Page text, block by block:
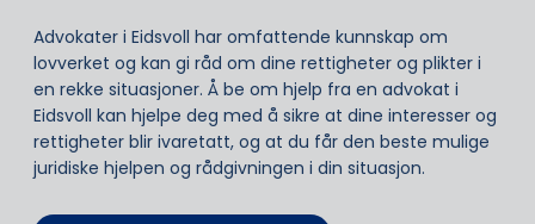
Advokater i Eidsvoll har omfattende kunnskap om
lovverket og kan gi råd om dine rettigheter og plikter i
en rekke situasjoner. Å be om hjelp fra en advokat i
Eidsvoll kan hjelpe deg med å sikre at dine interesser og
rettigheter blir ivaretatt, og at du får den beste mulige
juridiske hjelpen og rådgivningen i din situasjon.